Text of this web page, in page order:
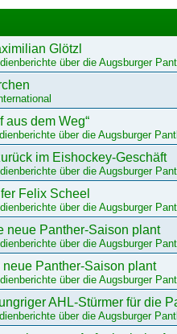
Glötzl
über die Augsburger
aus dem Weg“
über die Augsburger
im Eishockey-Geschäft
über die Augsburger
Felix Scheel
über die Augsburger
neue Panther-Saison plant
über die Augsburger
Panther-Saison plant
über die Augsburger
AHL-Stürmer für die
über die Augsburger